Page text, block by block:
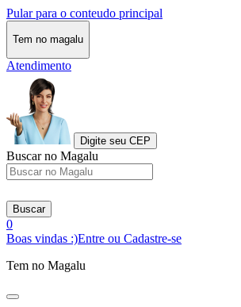
Pular para o conteudo principal
Tem no magalu
Atendimento
Digite seu CEP
Buscar no Magalu
Buscar
0
Boas vindas :)Entre ou Cadastre-se
Tem no Magalu